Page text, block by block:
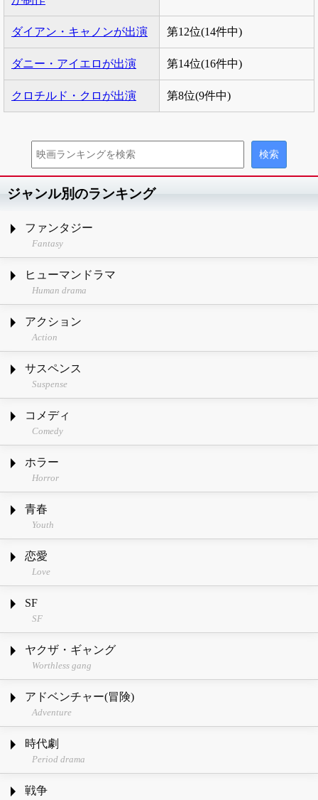
ダイアン・キャノンが出演 第12位(14件中)
ダニー・アイエロが出演 第14位(16件中)
クロチルド・クロが出演 第8位(9件中)
ジャンル別のランキング
ファンタジー
Fantasy
ヒューマンドラマ
Human drama
アクション
Action
サスペンス
Suspense
コメディ
Comedy
ホラー
Horror
青春
Youth
恋愛
Love
SF
SF
ヤクザ・ギャング
Worthless gang
アドベンチャー(冒険)
Adventure
時代劇
Period drama
戦争